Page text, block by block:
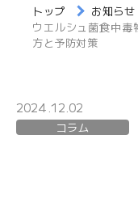
各種検査窓口のご案内
水質検査
財団情報
採用情報
トップ お知らせ
ウエルシュ菌食中
方と予防対策
2024.12.02
コラム